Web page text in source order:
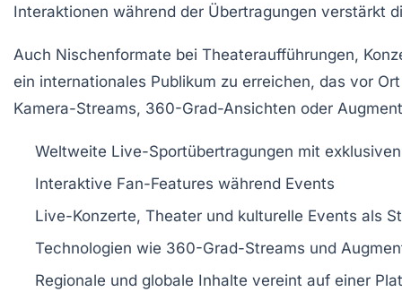
Interaktionen während der Übertragungen verstärkt
Auch Nischenformate bei Theateraufführungen,
ein internationales Publikum zu erreichen, das vor
Kamera-Streams, 360-Grad-Ansichten oder
Weltweite Live-Sportübertragungen mit
Interaktive Fan-Features während Events
Live-Konzerte, Theater und kulturelle Events als
Technologien wie 360-Grad-Streams und
Regionale und globale Inhalte vereint auf einer